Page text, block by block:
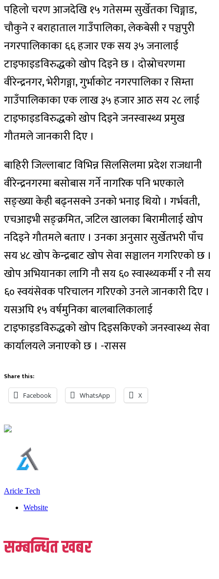
पहिलो चरण आजदेखि १५ गतेसम्म सुर्खेतका चिङ्गाड,
चौकुने र बराहाताल गाउँपालिका, लेकबेसी र पञ्चपुरी
नगरपालिकाका ६६ हजार एक सय ३५ जनालाई
टाइफाइडविरुद्धको खोप दिइने छ । दोस्रोचरणमा
वीरेन्द्रनगर, भेरीगङ्गा, गुर्भाकोट नगरपालिका र सिम्ता
गाउँपालिकाका एक लाख ३५ हजार आठ सय २८ लाई
टाइफाइडविरुद्धको खोप दिइने जनस्वास्थ्य प्रमुख
गौतमले जानकारी दिए ।
बाहिरी जिल्लाबाट विभिन्न सिलसिलमा प्रदेश राजधानी
वीरेन्द्रनगरमा बसोबास गर्ने नागरिक पनि भएकाले
सङ्ख्या केही बढ्नसक्ने उनको भनाइ थियो । गर्भवती,
एचआइभी सङ्क्रमित, जटिल खालका बिरामीलाई खोप
नदिइने गौतमले बताए । उनका अनुसार सुर्खेतभरी पाँच
सय ४८ खोप केन्द्रबाट खोप सेवा सञ्चालन गगरिएको छ ।
खोप अभियानका लागि नौ सय ६० स्वास्थ्यकर्मी र नौ सय
६० स्वयंसेवक परिचालन गरिएको उनले जानकारी दिए ।
यसअघि १५ वर्षमुनिका बालबालिकालाई
टाइफाइडविरुद्धको खोप दिइसकिएको जनस्वास्थ्य सेवा
कार्यालयले जनाएको छ । -रासस
Share this:
Facebook WhatsApp X
Aricle Tech
Website
सम्बन्धित खबर